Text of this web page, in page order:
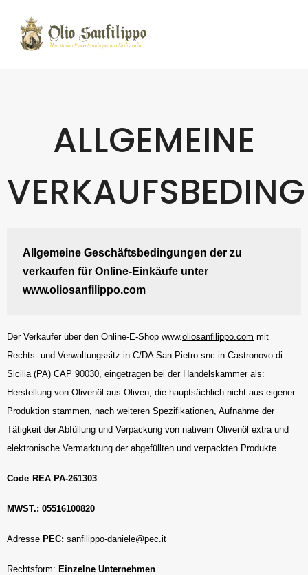
ALLGEMEINE
Allgemeine Geschäftsbedingungen der zu
verkaufen für Online-Einkäufe unter
www.oliosanfilippo.com
Der Verkäufer über den Online-E-Shop www.oliosanfilippo.com mit
Rechts- und Verwaltungssitz in C/DA San Pietro snc in Castronovo di
Sicilia (PA) CAP 90030, eingetragen bei der Handelskammer als:
Herstellung von Olivenöl aus Oliven, die hauptsächlich nicht aus eigener
Produktion stammen, nach weiteren Spezifikationen, Aufnahme der
Tätigkeit der Abfüllung und Verpackung von nativem Olivenöl extra und
elektronische Vermarktung der abgefüllten und verpackten Produkte.
Code REA PA-261303
MWST.: 05516100820
Adresse PEC: sanfilippo-daniele@pec.it
Rechtsform: Einzelne Unternehmen